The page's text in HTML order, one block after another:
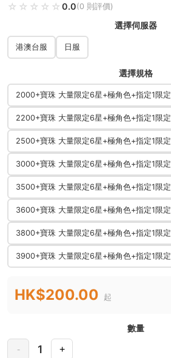
☆☆☆☆☆
★★★★★ 0.0(0 則評價)
選擇伺服器
港澳台服 日服
選擇規格
2000+寶珠 大量限定6星+極角色+指定1限定
2200+寶珠 大量限定6星+極角色+指定1限定
2500+寶珠 大量限定6星+極角色+指定1限定
3000+寶珠 大量限定6星+極角色+指定1限定
3500+寶珠 大量限定6星+極角色+指定1限定
3600+寶珠 大量限定6星+極角色+指定1限定
3800+寶珠 大量限定6星+極角色+指定1限定
3900+寶珠 大量限定6星+極角色+指定1限定
HK$200.00 起
數量
- 1 +